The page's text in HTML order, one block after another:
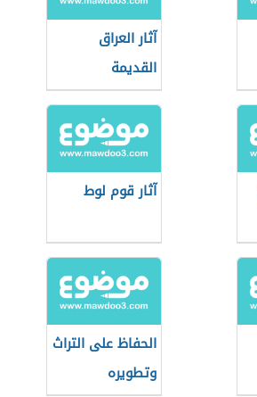
آثار العراق
القديمة
آثار قوم لوط
الحفاظ على التراث
وتطويره